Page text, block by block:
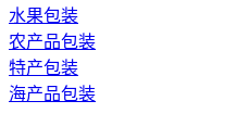
水果包装
农产品包装
特产包装
海产品包装